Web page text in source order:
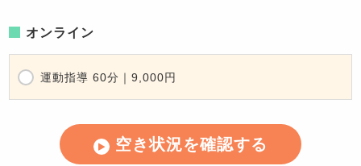
オンライン
運動指導 60分｜9,000円
空き状況を確認する